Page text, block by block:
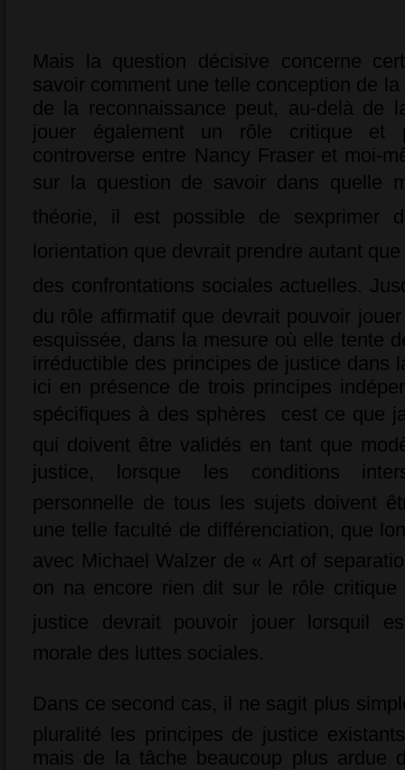
Mais la question décisive concerne
savoir comment une telle conception de
de la reconnaissance peut, au-delà de
jouer également un rôle critique et
controverse entre Nancy Fraser et moi-
sur la question de savoir dans quelle
théorie, il est possible de sexprimer
lorientation que devrait prendre autant
des confrontations sociales actuelles.
du rôle affirmatif que devrait pouvoir
esquissée, dans la mesure où elle tente
irréductible des principes de justice dans
ici en présence de trois principes
spécifiques à des sphères  cest ce que
qui doivent être validés en tant que
justice, lorsque les conditions
personnelle de tous les sujets doivent
une telle faculté de différenciation, que
avec Michael Walzer de « Art of
on na encore rien dit sur le rôle critique
justice devrait pouvoir jouer lorsquil
morale des luttes sociales.
Dans ce second cas, il ne sagit plus
pluralité les principes de justice
mais de la tâche beaucoup plus ardue